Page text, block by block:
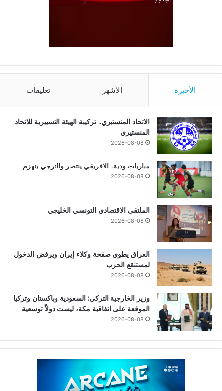
الأخيرة الأشهر تعليقات
الاتحاد المنستيري.. تركيبة الهيئة التسييرية للاتحاد
المنستيري
2026-08-08
مباريات ودية.. الافريقي ينتصر والترجي ينهزم
2026-08-08
الملتقى الاقتصادي التونسي الخليجي
2026-08-08
العراق يطوي صفحة وكلاء إيران ويرفض الدخول
لمستنقع الحرب
2026-08-08
وزير الخارجية التركي: السعودية وباكستان وتركيا
الموقعة على اتفاقية مكة، ليست دولاً توسعية
2026-08-08